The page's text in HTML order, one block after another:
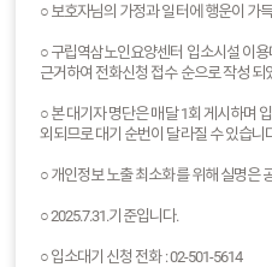
○ 보호자님의 가정과 일터에 행운이 가
○ 구립역삼노인요양센터 입소시설 이
근거하여 전화신청 접수 순으로 작성 되
○ 본 대기자 명단은 매달 1회 게시하며
외되므로 대기 순번이 달라질 수 있습니
○ 개인정보 노출 최소화를 위해 실명은
○ 2025.7.31.기준입니다.
○ 입소대기 신청 전화 : 02-501-5614